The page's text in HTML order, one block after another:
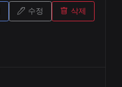
수정 삭제